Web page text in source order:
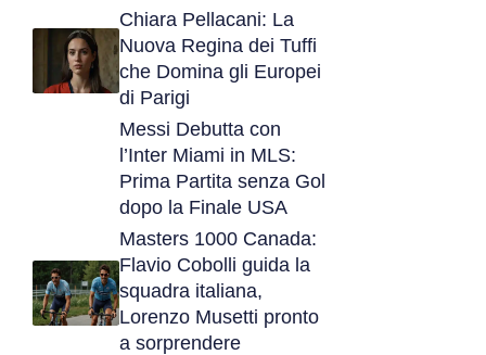
Chiara Pellacani: La
Nuova Regina dei Tuffi
che Domina gli Europei
di Parigi
Messi Debutta con
l’Inter Miami in MLS:
Prima Partita senza Gol
dopo la Finale USA
Masters 1000 Canada:
Flavio Cobolli guida la
squadra italiana,
Lorenzo Musetti pronto
a sorprendere